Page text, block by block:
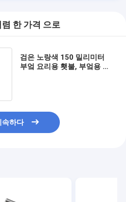
한 가격 으로
검은 노랑색 150 밀리미터
부엌 요리용 횃불, 부엌용 부
속하다